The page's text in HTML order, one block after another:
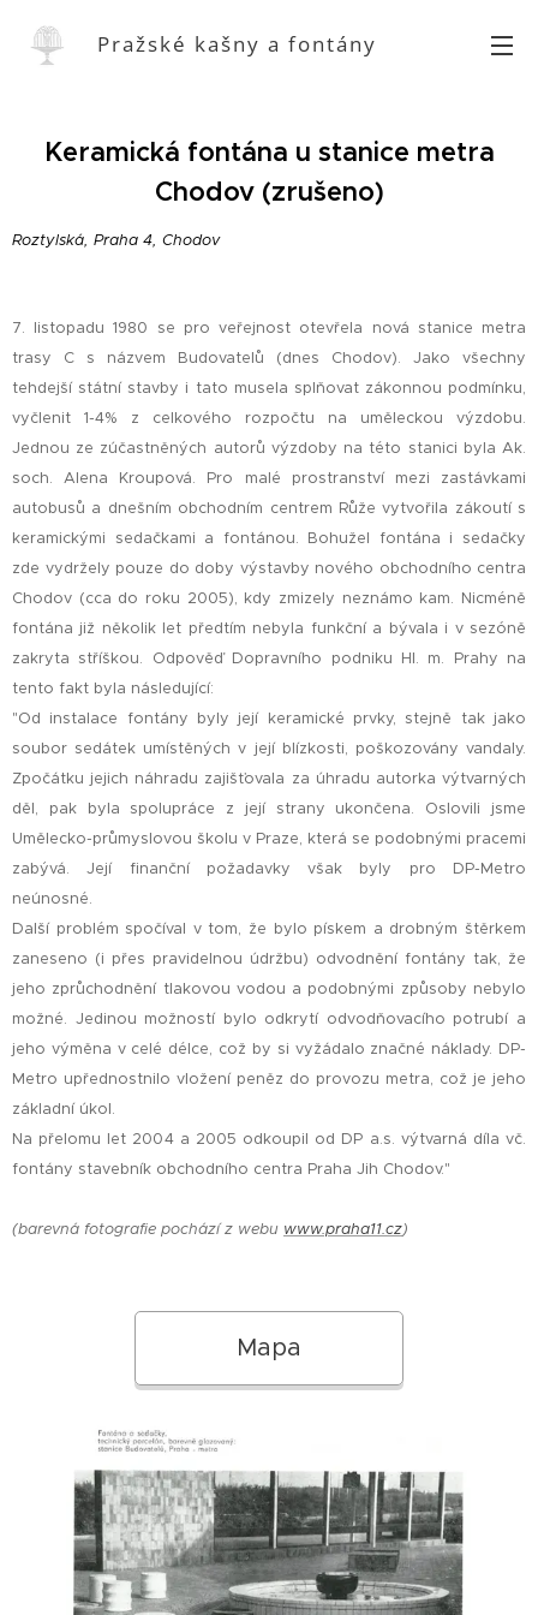
Pražské kašny a fontány
Keramická fontána u stanice metra
Chodov (zrušeno)
Roztylská, Praha 4, Chodov
7. listopadu 1980 se pro veřejnost otevřela nová stanice metra
trasy C s názvem Budovatelů (dnes Chodov). Jako všechny
tehdejší státní stavby i tato musela splňovat zákonnou podmínku,
vyčlenit 1-4% z celkového rozpočtu na uměleckou výzdobu.
Jednou ze zúčastněných autorů výzdoby na této stanici byla Ak.
soch. Alena Kroupová. Pro malé prostranství mezi zastávkami
autobusů a dnešním obchodním centrem Růže vytvořila zákoutí s
keramickými sedačkami a fontánou. Bohužel fontána i sedačky
zde vydržely pouze do doby výstavby nového obchodního centra
Chodov (cca do roku 2005), kdy zmizely neznámo kam. Nicméně
fontána již několik let předtím nebyla funkční a bývala i v sezóně
zakryta stříškou. Odpověď Dopravního podniku Hl. m. Prahy na
tento fakt byla následující:
"Od instalace fontány byly její keramické prvky, stejně tak jako
soubor sedátek umístěných v její blízkosti, poškozovány vandaly.
Zpočátku jejich náhradu zajišťovala za úhradu autorka výtvarných
děl, pak byla spolupráce z její strany ukončena. Oslovili jsme
Umělecko-průmyslovou školu v Praze, která se podobnými pracemi
zabývá. Její finanční požadavky však byly pro DP-Metro
neúnosné.
Další problém spočíval v tom, že bylo pískem a drobným štěrkem
zaneseno (i přes pravidelnou údržbu) odvodnění fontány tak, že
jeho zprůchodnění tlakovou vodou a podobnými způsoby nebylo
možné. Jedinou možností bylo odkrytí odvodňovacího potrubí a
jeho výměna v celé délce, což by si vyžádalo značné náklady. DP-
Metro upřednostnilo vložení peněz do provozu metra, což je jeho
základní úkol.
Na přelomu let 2004 a 2005 odkoupil od DP a.s. výtvarná díla vč.
fontány stavebník obchodního centra Praha Jih Chodov."
(barevná fotografie pochází z webu www.praha11.cz)
Mapa